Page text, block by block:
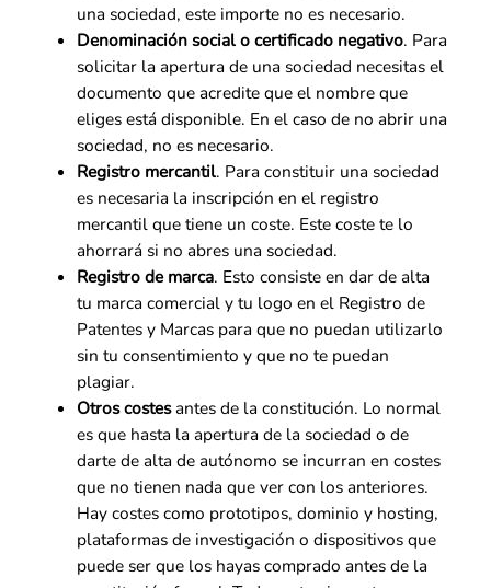
una sociedad, este importe no es necesario.
Denominación social o certificado negativo. Para
solicitar la apertura de una sociedad necesitas el
documento que acredite que el nombre que
eliges está disponible. En el caso de no abrir una
sociedad, no es necesario.
Registro mercantil. Para constituir una sociedad
es necesaria la inscripción en el registro
mercantil que tiene un coste. Este coste te lo
ahorrará si no abres una sociedad.
Registro de marca. Esto consiste en dar de alta
tu marca comercial y tu logo en el Registro de
Patentes y Marcas para que no puedan utilizarlo
sin tu consentimiento y que no te puedan
plagiar.
Otros costesantes de la constitución. Lo normal
es que hasta la apertura de la sociedad o de
darte de alta de autónomo se incurran en costes
que no tienen nada que ver con los anteriores.
Hay costes como prototipos, dominio y hosting,
plataformas de investigación o dispositivos que
puede ser que los hayas comprado antes de la